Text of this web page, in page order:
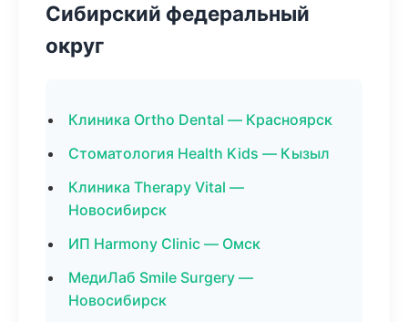
Сибирский федеральный
округ
Клиника Ortho Dental — Красноярск
Стоматология Health Kids — Кызыл
Клиника Therapy Vital —
Новосибирск
ИП Harmony Clinic — Омск
МедиЛаб Smile Surgery —
Новосибирск